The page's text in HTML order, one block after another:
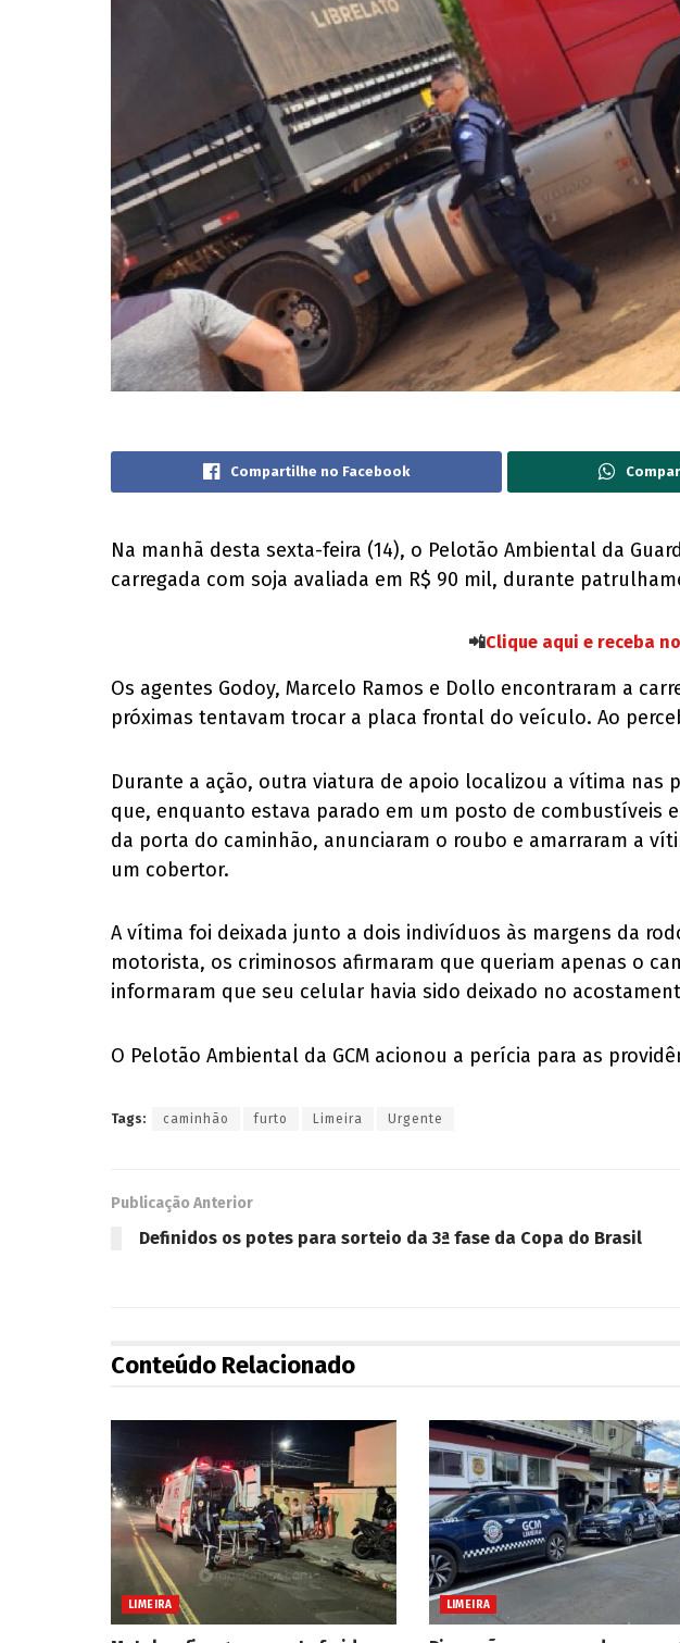
Compartilhe no Facebook
Na manhã desta sexta-feira (14), o Pelotão Ambiental da
carregada com soja avaliada em R$ 90 mil, durante
📲Clique aqui e receba
Os agentes Godoy, Marcelo Ramos e Dollo encontraram a
próximas tentavam trocar a placa frontal do veículo. Ao
Durante a ação, outra viatura de apoio localizou a vítima
que, enquanto estava parado em um posto de combustíveis
da porta do caminhão, anunciaram o roubo e amarraram a
um cobertor.
A vítima foi deixada junto a dois indivíduos às margens da
motorista, os criminosos afirmaram que queriam apenas o
informaram que seu celular havia sido deixado no
O Pelotão Ambiental da GCM acionou a perícia para as
Tags: caminhão furto Limeira Urgente
Publicação Anterior
Definidos os potes para sorteio da 3ª fase da Copa do Brasil
Conteúdo Relacionado
LIMEIRA LIMEIRA